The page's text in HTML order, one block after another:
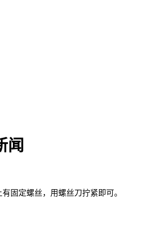
闻
固定螺丝，用螺丝刀拧紧即可。